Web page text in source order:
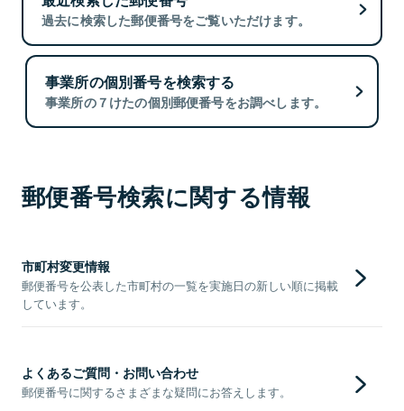
過去に検索した郵便番号をご覧いただけます。
事業所の個別番号を検索する
事業所の７けたの個別郵便番号をお調べします。
郵便番号検索に関する情報
市町村変更情報
郵便番号を公表した市町村の一覧を実施日の新しい順に掲載
しています。
よくあるご質問・お問い合わせ
郵便番号に関するさまざまな疑問にお答えします。